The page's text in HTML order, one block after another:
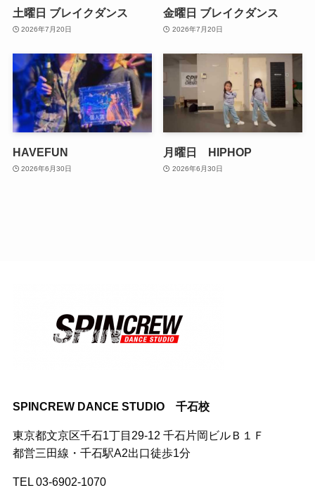
土曜日 ブレイクダンス
2026年7月20日
金曜日 ブレイクダンス
2026年7月20日
HAVEFUN
2026年6月30日
月曜日 HIPHOP
2026年6月30日
SPINCREW DANCE STUDIO 千石校
東京都文京区千石1丁目29-12 千石片岡ビルＢ１Ｆ
都営三田線・千石駅A2出口徒歩1分
TEL 03-6902-1070